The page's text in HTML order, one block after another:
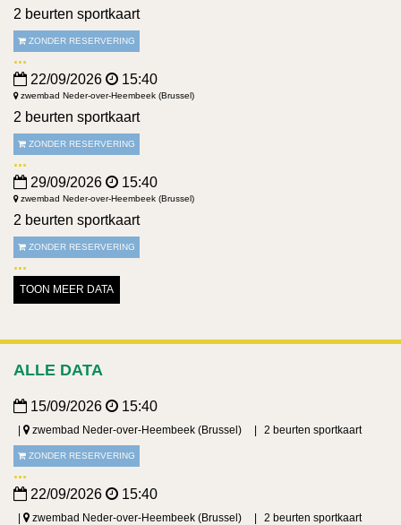
2 beurten sportkaart
ZONDER RESERVERING
22/09/2026 15:40
zwembad Neder-over-Heembeek (Brussel)
2 beurten sportkaart
ZONDER RESERVERING
29/09/2026 15:40
zwembad Neder-over-Heembeek (Brussel)
2 beurten sportkaart
ZONDER RESERVERING
TOON MEER DATA
ALLE DATA
15/09/2026 15:40
zwembad Neder-over-Heembeek (Brussel) 2 beurten sportkaart
ZONDER RESERVERING
22/09/2026 15:40
zwembad Neder-over-Heembeek (Brussel) 2 beurten sportkaart